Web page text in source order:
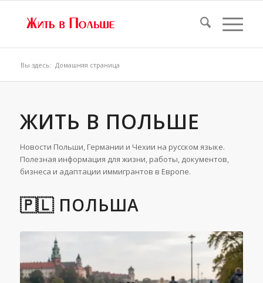
Вы здесь: Домашняя страница
ЖИТЬ В ПОЛЬШЕ
Новости Польши, Германии и Чехии на русском языке.
Полезная информация для жизни, работы, документов,
бизнеса и адаптации иммигрантов в Европе.
🇵🇱 ПОЛЬША